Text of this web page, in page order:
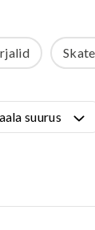
tooted
suurus